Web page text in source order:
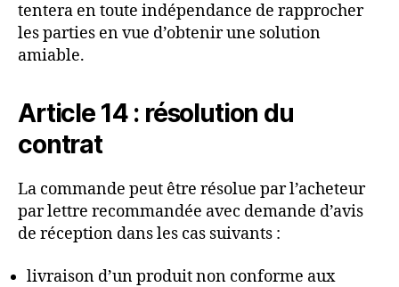
tentera en toute indépendance de rapprocher
les parties en vue d’obtenir une solution
amiable.
Article 14 : résolution du
contrat
La commande peut être résolue par l’acheteur
par lettre recommandée avec demande d’avis
de réception dans les cas suivants :
livraison d’un produit non conforme aux